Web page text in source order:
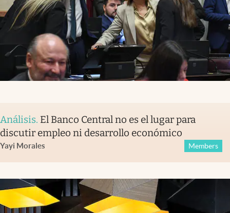
Análisis. El Banco Central no es el lugar para
discutir empleo ni desarrollo económico
Yayi Morales Members